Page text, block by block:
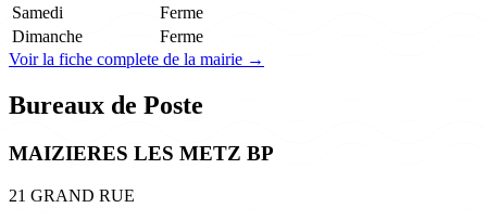
Samedi
Ferme
Dimanche
Ferme
Voir la fiche complete de la mairie →
Bureaux de Poste
MAIZIERES LES METZ BP
21 GRAND RUE